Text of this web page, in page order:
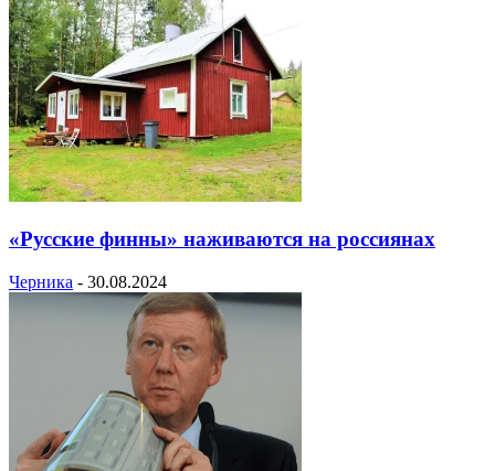
«Русские финны» наживаются на россиянах
Черника - 30.08.2024